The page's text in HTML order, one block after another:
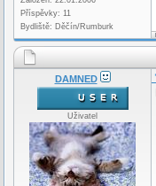
Příspěvky: 11
Bydliště: Děčín/Rumburk
DAMNED
Uživatel